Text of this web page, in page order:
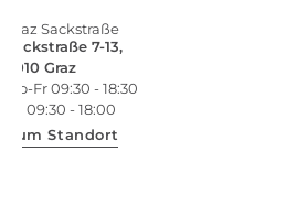
Graz Sackstraße
Sackstraße 7-13,
8010 Graz
Mo-Fr 09:30 - 18:30
Sa 09:30 - 18:00
Zum Standort